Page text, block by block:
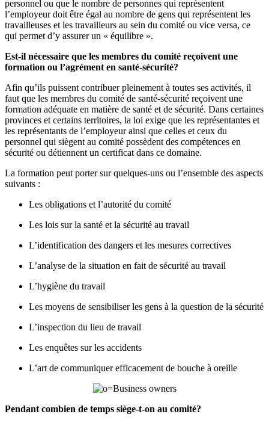
personnel ou que le nombre de personnes qui représentent
l’employeur doit être égal au nombre de gens qui représentent les
travailleuses et les travailleurs au sein du comité ou vice versa, ce
qui permet d’y assurer un « équilibre ».
Est-il nécessaire que les membres du comité reçoivent une
formation ou l’agrément en santé-sécurité?
Afin qu’ils puissent contribuer pleinement à toutes ses activités, il
faut que les membres du comité de santé-sécurité reçoivent une
formation adéquate en matière de santé et de sécurité. Dans certaines
provinces et certains territoires, la loi exige que les représentantes et
les représentants de l’employeur ainsi que celles et ceux du
personnel qui siègent au comité possèdent des compétences en
sécurité ou détiennent un certificat dans ce domaine.
La formation peut porter sur quelques-uns ou l’ensemble des aspects
suivants :
Les obligations et l’autorité du comité
Les lois sur la santé et la sécurité au travail
L’identification des dangers et les mesures correctives
L’analyse de la situation en fait de sécurité au travail
L’hygiène du travail
Les moyens de sensibiliser les gens à la question de la sécurité
L’inspection du lieu de travail
Les enquêtes sur les accidents
L’art de communiquer efficacement de bouche à oreille
Pendant combien de temps siège-t-on au comité?